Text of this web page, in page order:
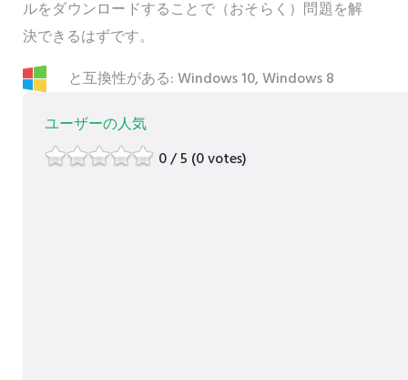
ルをダウンロードすることで（おそらく）問題を解
決できるはずです。
と互換性がある: Windows 10, Windows 8
ユーザーの人気
0 / 5 (0 votes)